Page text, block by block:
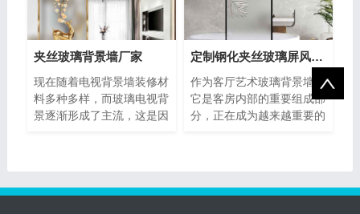
夹丝玻璃背景墙厂家
现在随着电视背景墙装修材
料多种多样，而玻璃电视背
景逐渐形成了主流，这是因
定制钢化夹丝玻璃屏风隔断
作为客厅艺术玻璃背景墙，
它是客房内部的重要组成部
分，正在成为越来越重要的